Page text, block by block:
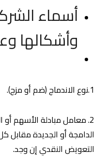
أسماء
وأشكالها
1.نوع الاندماج (ضم أو مزج).
2. معامل مبادلة الأسهم
الدامجة أو الجديدة
التعويض النقدي إن وجد.